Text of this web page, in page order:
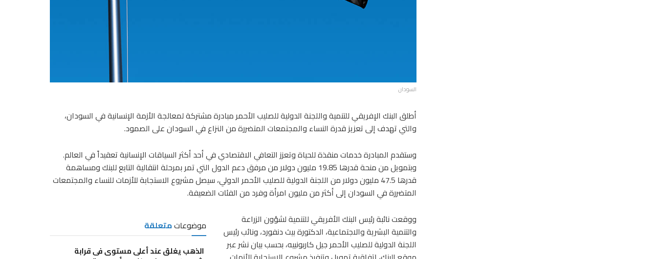
السودان
أطلق البنك الإفريقي للتنمية واللجنة الدولية للصليب الأحمر مبادرة مشتركة لمعالجة الأزمة الإنسانية في السودان،
والتي تهدف إلى تعزيز قدرة النساء والمجتمعات المتضررة من النزاع في السودان على الصمود.
وستقدم المبادرة خدمات منقذة للحياة وتعزز التعافي الاقتصادي في أحد أكثر السياقات الإنسانية تعقيداً في العالم.
وبتمويل من منحة قدرها 19.85 مليون دولار من مرفق دعم الدول التي تمر بمرحلة انتقالية التابع للبنك ومساهمة
قدرها 47.5 مليون دولار من اللجنة الدولية للصليب الأحمر الدولي، سيصل مشروع الاستجابة للأزمات للنساء والمجتمعات
المتضررة في السودان إلى أكثر من مليون امرأة وفرد من الفئات الضعيفة.
موضوعاتمتعلقة
الذهب يغلق عند أعلى مستوى فى قرابة
ووقعت نائبة رئيس البنك الأفريقي للتنمية لشؤون الزراعة
والتنمية البشرية والاجتماعية، الدكتورة بيث دنفورد، ونائب رئيس
اللجنة الدولية للصليب الأحمر جيل كاربونييه، بحسب بيان نشر عبر